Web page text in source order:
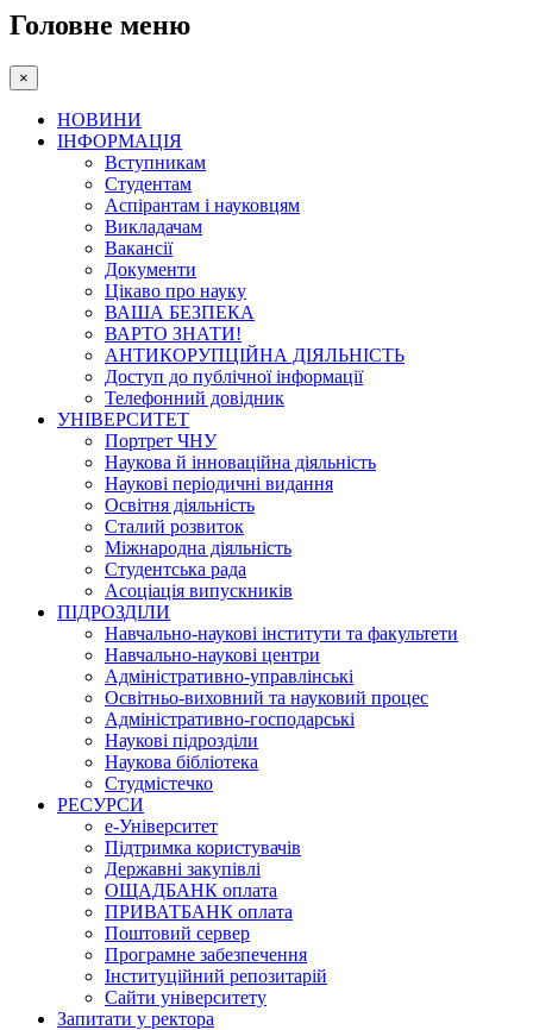
Головне меню
×
НОВИНИ
ІНФОРМАЦІЯ
Вступникам
Студентам
Аспірантам і науковцям
Викладачам
Вакансії
Документи
Цікаво про науку
ВАША БЕЗПЕКА
ВАРТО ЗНАТИ!
АНТИКОРУПЦІЙНА ДІЯЛЬНІСТЬ
Доступ до публічної інформації
Телефонний довідник
УНІВЕРСИТЕТ
Портрет ЧНУ
Наукова й інноваційна діяльність
Наукові періодичні видання
Освітня діяльність
Сталий розвиток
Міжнародна діяльність
Студентська рада
Асоціація випускників
ПІДРОЗДІЛИ
Навчально-наукові інститути та факультети
Навчально-наукові центри
Адміністративно-управлінські
Освітньо-виховний та науковий процес
Адміністративно-господарські
Наукові підрозділи
Наукова бібліотека
Студмістечко
РЕСУРСИ
е-Університет
Підтримка користувачів
Державні закупівлі
ОЩАДБАНК оплата
ПРИВАТБАНК оплата
Поштовий сервер
Програмне забезпечення
Інституційний репозитарій
Сайти університету
Запитати у ректора